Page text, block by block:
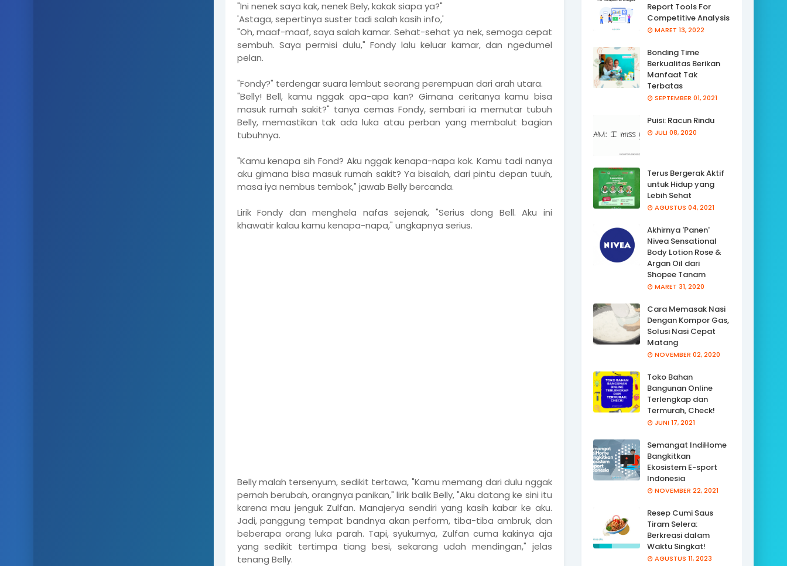
"Ini nenek saya kak, nenek Bely, kakak siapa ya?"
'Astaga, sepertinya suster tadi salah kasih info,'
"Oh, maaf-maaf, saya salah kamar. Sehat-sehat ya nek, semoga cepat
sembuh. Saya permisi dulu," Fondy lalu keluar kamar, dan ngedumel
pelan.
"Fondy?" terdengar suara lembut seorang perempuan dari arah utara.
"Belly! Bell, kamu nggak apa-apa kan? Gimana ceritanya kamu bisa
masuk rumah sakit?" tanya cemas Fondy, sembari ia memutar tubuh
Belly, memastikan tak ada luka atau perban yang membalut bagian
tubuhnya.
"Kamu kenapa sih Fond? Aku nggak kenapa-napa kok. Kamu tadi nanya
aku gimana bisa masuk rumah sakit? Ya bisalah, dari pintu depan tuuh,
masa iya nembus tembok," jawab Belly bercanda.
Lirik Fondy dan menghela nafas sejenak, "Serius dong Bell. Aku ini
khawatir kalau kamu kenapa-napa," ungkapnya serius.
Belly malah tersenyum, sedikit tertawa, "Kamu memang dari dulu nggak
pernah berubah, orangnya panikan," lirik balik Belly, "Aku datang ke sini itu
karena mau jenguk Zulfan. Manajerya sendiri yang kasih kabar ke aku.
Jadi, panggung tempat bandnya akan perform, tiba-tiba ambruk, dan
beberapa orang luka parah. Tapi, syukurnya, Zulfan cuma kakinya aja
yang sedikit tertimpa tiang besi, sekarang udah mendingan," jelas
tenang Belly.
Report Tools For
Competitive Analysis
MARET 13, 2022
Bonding Time
Berkualitas Berikan
Manfaat Tak
Terbatas
SEPTEMBER 01, 2021
Puisi: Racun Rindu
JULI 08, 2020
Terus Bergerak Aktif
untuk Hidup yang
Lebih Sehat
AGUSTUS 04, 2021
Akhirnya 'Panen'
Nivea Sensational
Body Lotion Rose &
Argan Oil dari
Shopee Tanam
MARET 31, 2020
Cara Memasak Nasi
Dengan Kompor Gas,
Solusi Nasi Cepat
Matang
NOVEMBER 02, 2020
Toko Bahan
Bangunan Online
Terlengkap dan
Termurah, Check!
JUNI 17, 2021
Semangat IndiHome
Bangkitkan
Ekosistem E-sport
Indonesia
NOVEMBER 22, 2021
Resep Cumi Saus
Tiram Selera:
Berkreasi dalam
Waktu Singkat!
AGUSTUS 11, 2023